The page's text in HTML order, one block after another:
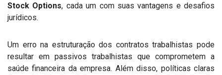
Stock Options, cada um com suas vantagens e desafios
jurídicos.
Um erro na estruturação dos contratos trabalhistas pode
resultar em passivos trabalhistas que comprometem a
saúde financeira da empresa. Além disso, políticas claras